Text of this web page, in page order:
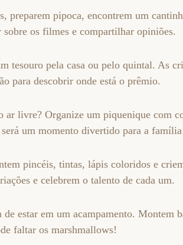
preparem pipoca, encontrem um
os filmes e compartilhar opiniões.
tesouro pela casa ou pelo quintal. As
para descobrir onde está o prêmio.
ar livre? Organize um piquenique com
um momento divertido para a
pincéis, tintas, lápis coloridos e
e celebrem o talento de cada um.
estar em um acampamento. Montem
faltar os marshmallows!